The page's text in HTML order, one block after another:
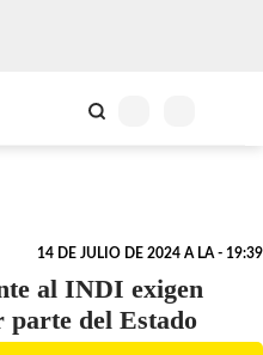
14 DE JULIO DE 2024 A LA - 19:39
al INDI exigen
parte del Estado